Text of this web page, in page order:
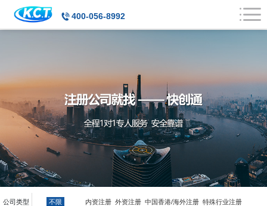
400-056-8992
公司类型 不限 内资注册 外资注册 中国香港/海外注册 特殊行业注册